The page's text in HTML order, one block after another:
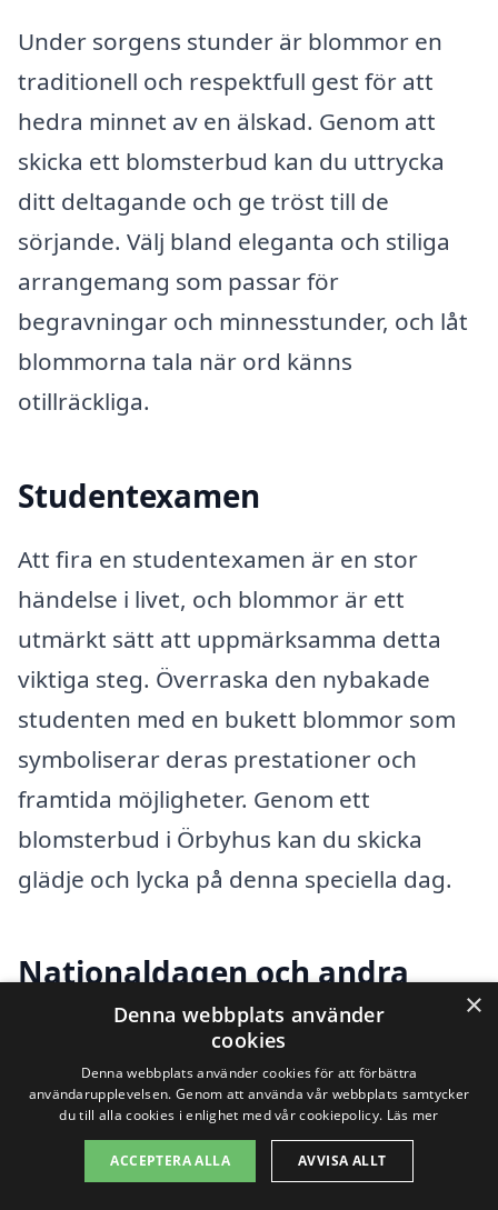
Under sorgens stunder är blommor en
traditionell och respektfull gest för att
hedra minnet av en älskad. Genom att
skicka ett blomsterbud kan du uttrycka
ditt deltagande och ge tröst till de
sörjande. Välj bland eleganta och stiliga
arrangemang som passar för
begravningar och minnesstunder, och låt
blommorna tala när ord känns
otillräckliga.
Studentexamen
Att fira en studentexamen är en stor
händelse i livet, och blommor är ett
utmärkt sätt att uppmärksamma detta
viktiga steg. Överraska den nybakade
studenten med en bukett blommor som
symboliserar deras prestationer och
framtida möjligheter. Genom ett
blomsterbud i Örbyhus kan du skicka
glädje och lycka på denna speciella dag.
Nationaldagen och andra
högtider
Många väljer även att skicka blommor
under olika högtider som Midsommar
eller Jul. Blommor ger en extra touch av
×
Denna webbplats använder
cookies
Denna webbplats använder cookies för att förbättra
användarupplevelsen. Genom att använda vår webbplats samtycker
du till alla cookies i enlighet med vår cookiepolicy. Läs mer
ACCEPTERA ALLA AVVISA ALLT